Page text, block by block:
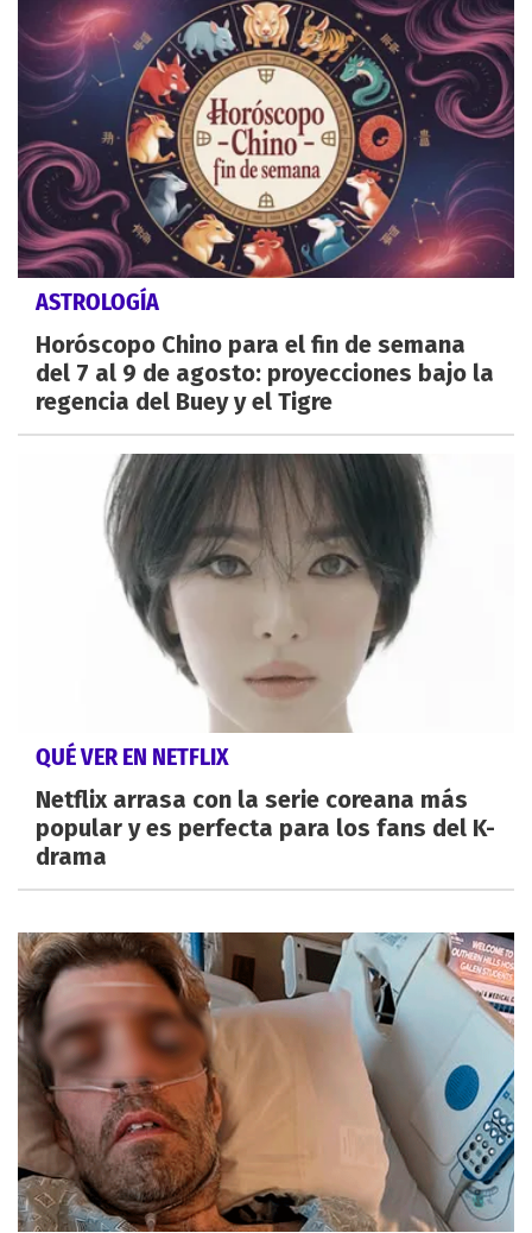
ASTROLOGÍA
Horóscopo Chino para el fin de semana
del 7 al 9 de agosto: proyecciones bajo la
regencia del Buey y el Tigre
QUÉ VER EN NETFLIX
Netflix arrasa con la serie coreana más
popular y es perfecta para los fans del K-
drama